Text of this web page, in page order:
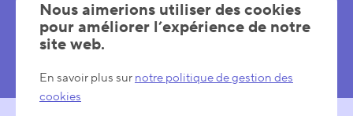
Cookies
Réglages cookies
Nous aimerions utiliser des cookies
pour améliorer l’expérience de notre
site web.
En savoir plus sur notre politique de gestion des
cookies